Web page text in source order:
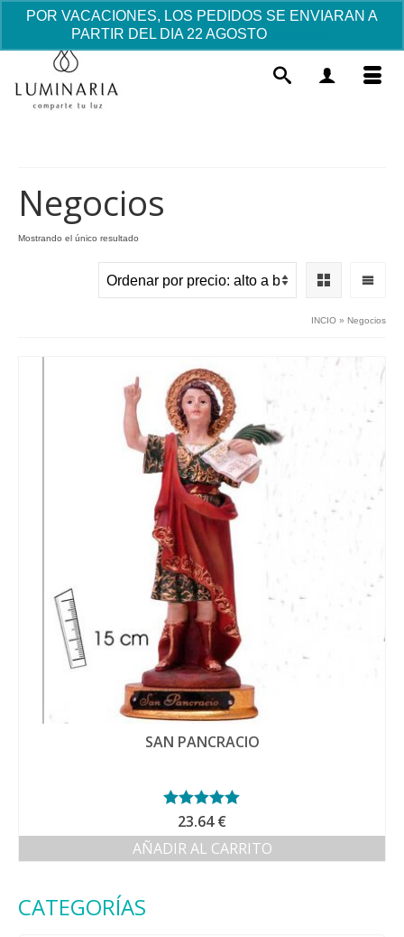
POR VACACIONES, LOS PEDIDOS SE ENVIARAN A
PARTIR DEL DIA 22 AGOSTO
Negocios
Mostrando el único resultado
INCIO » Negocios
SAN PANCRACIO
Valorado con
5.00de 5
23.64€
AÑADIR AL CARRITO
CATEGORÍAS
Pulsera Rosario de Perlitas
5.44€